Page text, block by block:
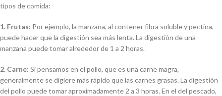
tipos de comida:
1. Frutas: Por ejemplo, la manzana, al contener fibra soluble y pectina,
puede hacer que la digestión sea más lenta. La digestión de una
manzana puede tomar alrededor de 1 a 2 horas.
2. Carne: Si pensamos en el pollo, que es una carne magra,
generalmente se digiere más rápido que las carnes grasas. La digestión
del pollo puede tomar aproximadamente 2 a 3 horas. En el del pescado,